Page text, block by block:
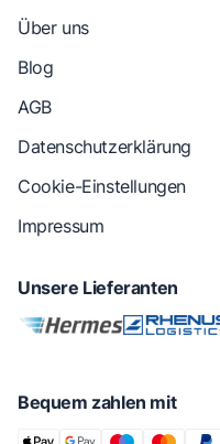
Über uns
Blog
AGB
Datenschutzerklärung
Cookie-Einstellungen
Impressum
Unsere Lieferanten
Bequem zahlen mit